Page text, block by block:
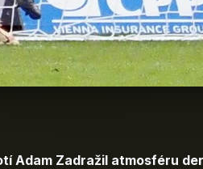
Zadražil atmosféru